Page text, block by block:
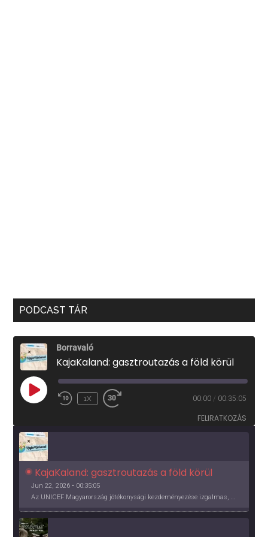
PODCAST TÁR
Borravaló
KajaKaland: gasztroutazás a föld körül
PLAY
EPISODE
1X 00:00 / 00:35:05
FELIRATKOZÁS
KajaKaland: gasztroutazás a föld körül
Jun 22, 2026 • 00:35:05
Az UNICEF Magyarország jótékonysági kezdeményezése izgalmas, egész éves világkörüli ízutazásra hív, igazi családi program és gasztroedukáció, illetve segítség a rászorulóknak is egyben.